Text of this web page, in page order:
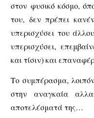
στον φυσικό κόσμο,
του, δεν πρέπει
υπερισχύσει του
υπερισχύσει,
και τίσιν) και
Το συμπέρασμα,
στην αναγκαία
αποτελέσματά της…